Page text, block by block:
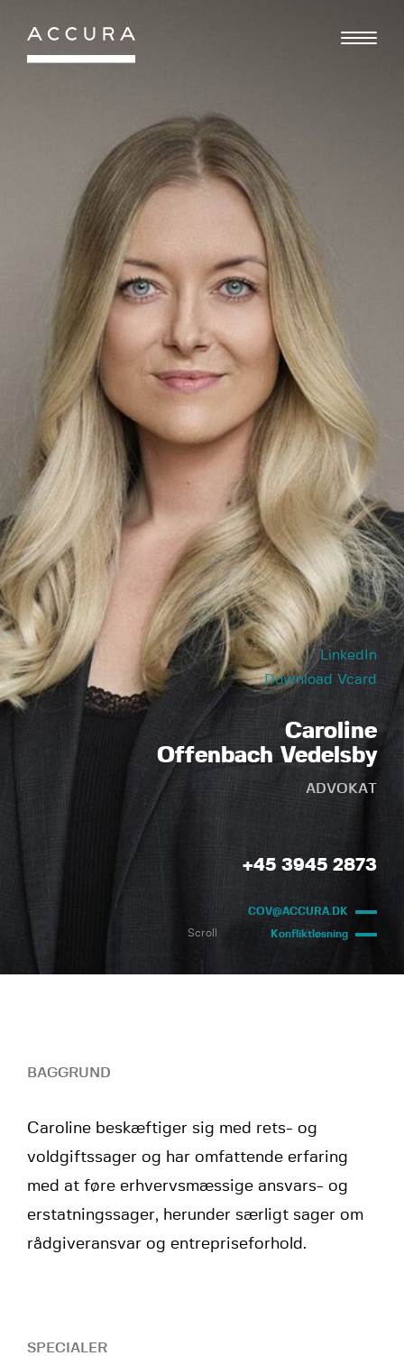
Gå
indhold
LinkedIn
Download Vcard
Caroline
Offenbach Vedelsby
ADVOKAT
+45 3945 2873
COV@ACCURA.DK
Konfliktløsning
Scroll
BAGGRUND
Caroline beskæftiger sig med rets- og
voldgiftssager og har omfattende erfaring
med at føre erhvervsmæssige ansvars- og
erstatningssager, herunder særligt sager om
rådgiveransvar og entrepriseforhold.
SPECIALER